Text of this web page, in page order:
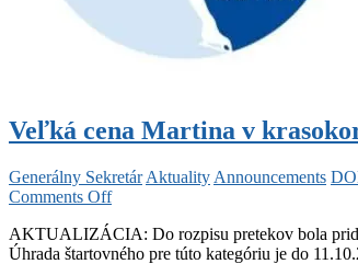
Veľká cena Martina v
Generálny Sekretár Aktuality Announcements
Comments Offon
cena
Martina
AKTUALIZÁCIA: Do rozpisu pretekov bola
Úhrada štartovného pre túto kategóriu je do